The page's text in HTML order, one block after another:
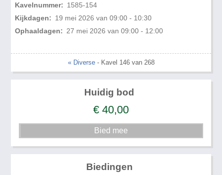
Kavelnummer: 1585-154
Kijkdagen: 19 mei 2026 van 09:00 - 10:30
Ophaaldagen: 27 mei 2026 van 09:00 - 12:00
« Diverse- Kavel 146 van 268
Huidig bod
€ 40,00
Biedingen